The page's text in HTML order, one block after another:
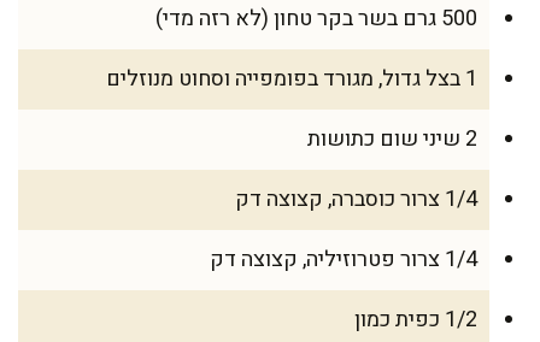
500 גרם בשר בקר טחון (לא רזה מדי)
1 בצל גדול, מגורד בפומפייה וסחוט מנוזלים
2 שיני שום כתושות
1/4 צרור כוסברה, קצוצה דק
1/4 צרור פטרוזיליה, קצוצה דק
1/2 כפית כמון